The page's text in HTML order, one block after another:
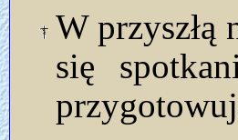
W przyszłą
się